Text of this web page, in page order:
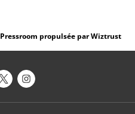
Pressroom propulsée par Wiztrust